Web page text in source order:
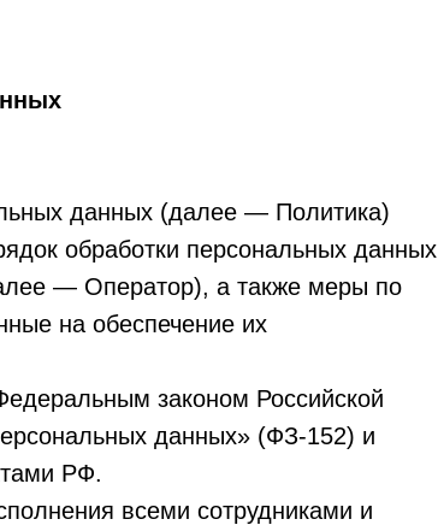
данных (далее — Политика)
обработки персональных данных
— Оператор), а также меры по
на обеспечение их
законом Российской
данных» (ФЗ-152) и
РФ.
всеми сотрудниками и